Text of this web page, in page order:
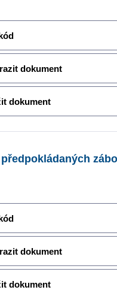
dokument
dokument
dokument
dokument